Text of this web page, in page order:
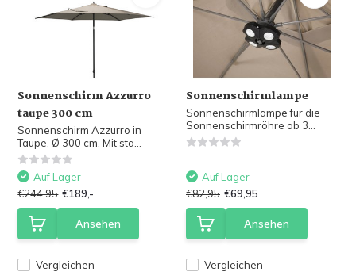
Sonnenschirm Azzurro
taupe 300 cm
Sonnenschirm Azzurro in
Taupe, Ø 300 cm. Mit sta...
Vergleichen
Auf Lager
€244,95 €189,-
Ansehen
Sonnenschirmlampe
Sonnenschirmlampe für die
Sonnenschirmröhre ab 3...
Vergleichen
Auf Lager
€82,95 €69,95
Ansehen